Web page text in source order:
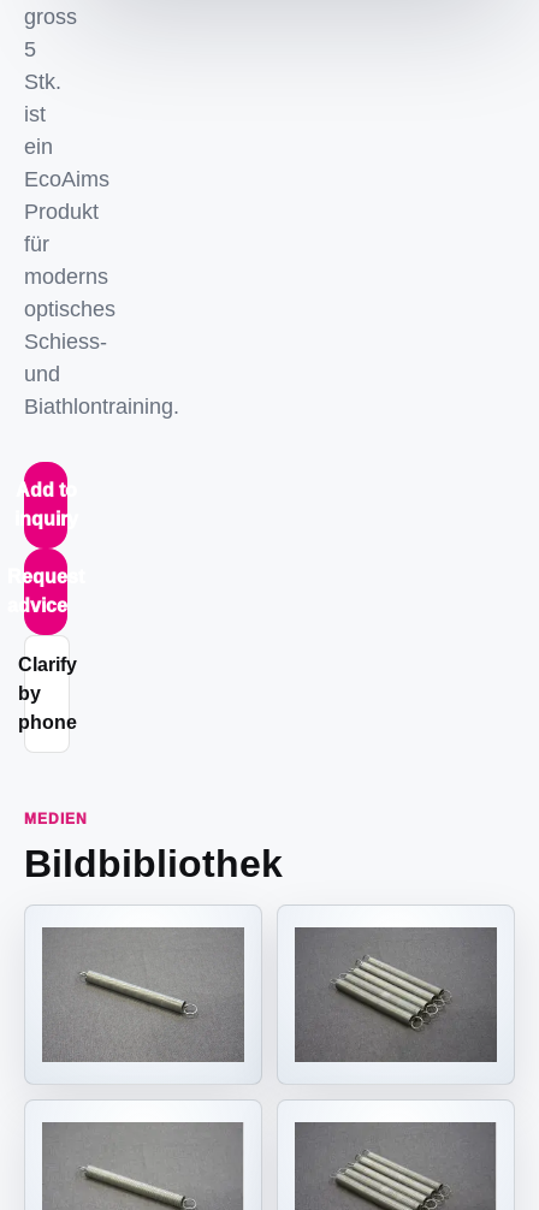
gross
5
Stk.
ist
ein
EcoAims
Produkt
für
moderns
optisches
Schiess-
und
Biathlontraining.
Add to
inquiry
Request
advice
Clarify
by
phone
MEDIEN
Bildbibliothek